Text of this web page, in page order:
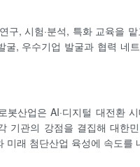
구, 시험·분석, 특화 교육을
, 우수기업 발굴과 협력 네
봇산업은 AI·디지털 대전환
기관의 강점을 결집해 대한
래 첨단산업 육성에 속도를